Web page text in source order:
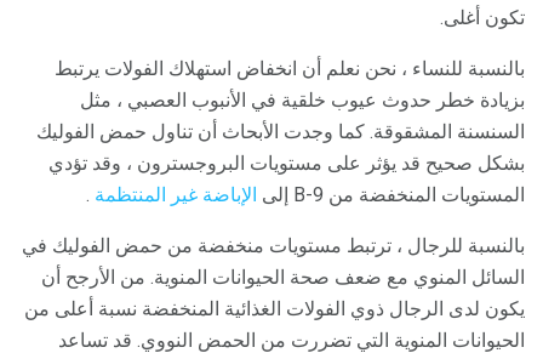
تكون أغلى.
بالنسبة للنساء ، نحن نعلم أن انخفاض استهلاك الفولات يرتبط
بزيادة خطر حدوث عيوب خلقية في الأنبوب العصبي ، مثل
السنسنة المشقوقة. كما وجدت الأبحاث أن تناول حمض الفوليك
بشكل صحيح قد يؤثر على مستويات البروجسترون ، وقد تؤدي
المستويات المنخفضة من B-9 إلى
الإباضة غير المنتظمة .
بالنسبة للرجال ، ترتبط مستويات منخفضة من حمض الفوليك في
السائل المنوي مع ضعف صحة الحيوانات المنوية. من الأرجح أن
يكون لدى الرجال ذوي الفولات الغذائية المنخفضة نسبة أعلى من
الحيوانات المنوية التي تضررت من الحمض النووي. قد تساعد